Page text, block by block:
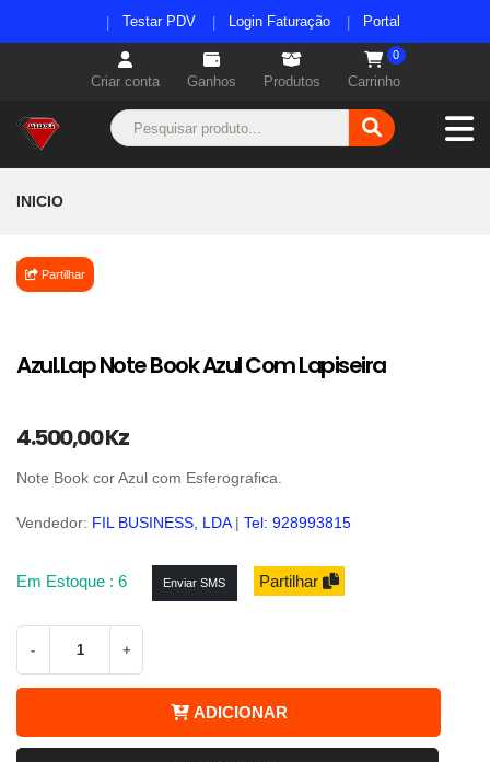
Testar PDV Login Faturação Portal
Criar conta Ganhos Produtos Carrinho
0
INICIO
Partilhar
Azul.Lap Note Book Azul Com Lapiseira
4.500,00 Kz
Note Book cor Azul com Esferografica.
Vendedor: FIL BUSINESS, LDA| Tel: 928993815
Em Estoque : 6 Enviar SMS Partilhar
- +
ADICIONAR